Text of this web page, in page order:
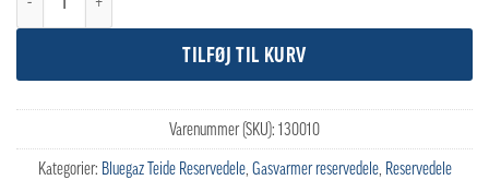
TILFØJ TIL KURV
Varenummer (SKU): 130010
Kategorier: Bluegaz Teide Reservedele, Gasvarmer reservedele, Reservedele